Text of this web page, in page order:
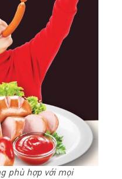
phù hợp với mọi